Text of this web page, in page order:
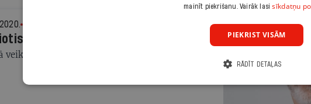
veiksmīgi tikusi galā ar patvēruma meklētāju
mainīt piekrišanu. Vairāk lasisīkdatņu
PIEKRIST VISĀM
RĀDĪT DETAĻAS